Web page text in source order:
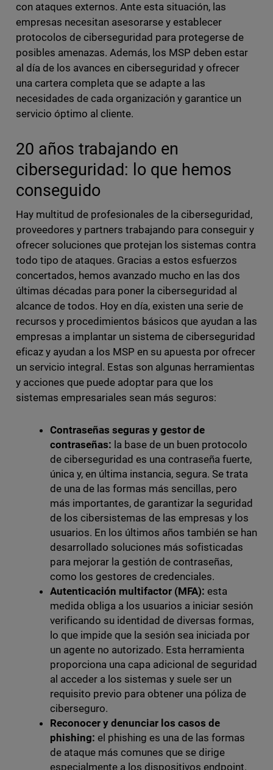
con ataques externos. Ante esta situación, las
empresas necesitan asesorarse y establecer
protocolos de ciberseguridad para protegerse de
posibles amenazas. Además, los MSP deben estar
al día de los avances en ciberseguridad y ofrecer
una cartera completa que se adapte a las
necesidades de cada organización y garantice un
servicio óptimo al cliente.
20 años trabajando en
ciberseguridad: lo que hemos
conseguido
Hay multitud de profesionales de la ciberseguridad,
proveedores y partners trabajando para conseguir y
ofrecer soluciones que protejan los sistemas contra
todo tipo de ataques. Gracias a estos esfuerzos
concertados, hemos avanzado mucho en las dos
últimas décadas para poner la ciberseguridad al
alcance de todos. Hoy en día, existen una serie de
recursos y procedimientos básicos que ayudan a las
empresas a implantar un sistema de ciberseguridad
eficaz y ayudan a los MSP en su apuesta por ofrecer
un servicio integral. Estas son algunas herramientas
y acciones que puede adoptar para que los
sistemas empresariales sean más seguros:
Contraseñas seguras y gestor de
contraseñas: la base de un buen protocolo
de ciberseguridad es una contraseña fuerte,
única y, en última instancia, segura. Se trata
de una de las formas más sencillas, pero
más importantes, de garantizar la seguridad
de los cibersistemas de las empresas y los
usuarios. En los últimos años también se han
desarrollado soluciones más sofisticadas
para mejorar la gestión de contraseñas,
como los gestores de credenciales.
Autenticación multifactor (MFA):esta
medida obliga a los usuarios a iniciar sesión
verificando su identidad de diversas formas,
lo que impide que la sesión sea iniciada por
un agente no autorizado. Esta herramienta
proporciona una capa adicional de seguridad
al acceder a los sistemas y suele ser un
requisito previo para obtener una póliza de
ciberseguro.
Reconocer y denunciar los casos de
phishing: el phishing es una de las formas
de ataque más comunes que se dirige
especialmente a los dispositivos endpoint.